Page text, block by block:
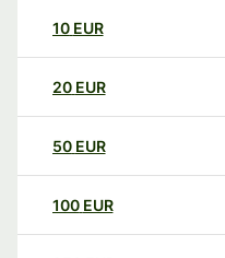
10 EUR
20 EUR
50 EUR
100 EUR